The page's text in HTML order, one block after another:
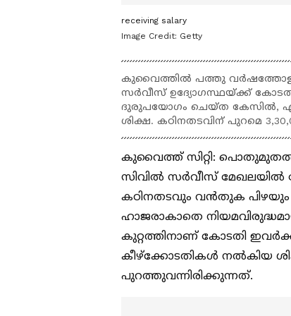
receiving salary
Image Credit: Getty
കുവൈത്തിൽ പത്തു വർഷത്തോളം
സർവീസ് ഉദ്യോഗസ്ഥയ്ക്ക്
ദുരുപയോഗം ചെയ്ത കേസിൽ,
ശിക്ഷ. കഠിനതടവിന് പുറമെ
കുവൈത്ത് സിറ്റി:
സിവിൽ സർവീസ് മേഖലയിൽ
കഠിനതടവും വൻതുക പിഴയും
ഹാജരാകാതെ
കുറ്റത്തിനാണ് കോടതി
കീഴ്‍ക്കോടതികൾ നൽകിയ
പുറത്തുവന്നിരിക്കുന്നത്.